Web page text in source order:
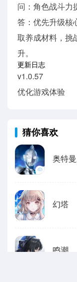
问：角色战斗力
答：优先升级核
取养成材料，挑
升。
更新日志
v1.0.57
优化游戏体验
猜你喜欢
奥特
幻塔
鸣潮